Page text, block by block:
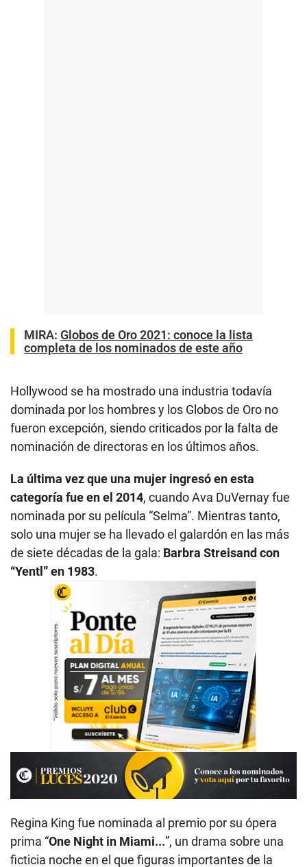
MIRA: Globos de Oro 2021: conoce la lista
completa de los nominados de este año
Hollywood se ha mostrado una industria todavía
dominada por los hombres y los Globos de Oro no
fueron excepción, siendo criticados por la falta de
nominación de directoras en los últimos años.
La última vez que una mujer ingresó en esta
categoría fue en el 2014, cuando Ava DuVernay fue
nominada por su película “Selma”. Mientras tanto,
solo una mujer se ha llevado el galardón en las más
de siete décadas de la gala: Barbra Streisand con
“Yentl” en 1983.
Regina King fue nominada al premio por su ópera
prima “One Night in Miami...”, un drama sobre una
ficticia noche en el que figuras importantes de la